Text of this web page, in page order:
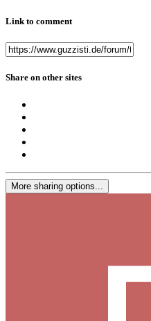
Link to comment
Share on other sites
More sharing options...